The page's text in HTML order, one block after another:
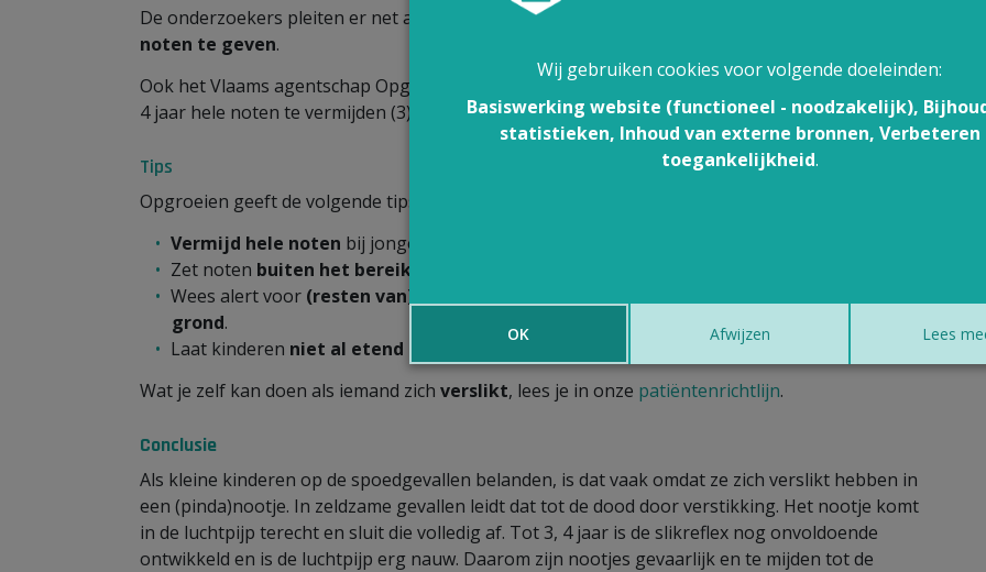
De onderzoekers pleiten er net als professor Schaballie voor om
noten te geven.
Ook het Vlaams agentschap Opgroeien (vroeger Kind en Gezin) adviseert om tot de leeftijd van
4 jaar hele noten te vermijden (3).
Tips
Opgroeien geeft de volgende tips:
Vermijd hele noten bij jonge kinderen.
Zet noten buiten het bereik
Wees alert voor (resten van) nootjes
grond.
Laat kinderen niet al etend rondlopen of spelen
Wat je zelf kan doen als iemand zich verslikt, lees je in onze patiëntenrichtlijn.
Conclusie
Als kleine kinderen op de spoedgevallen belanden, is dat vaak omdat ze zich verslikt hebben in
een (pinda)nootje. In zeldzame gevallen leidt dat tot de dood door verstikking. Het nootje komt
in de luchtpijp terecht en sluit die volledig af. Tot 3, 4 jaar is de slikreflex nog onvoldoende
ontwikkeld en is de luchtpijp erg nauw. Daarom zijn nootjes gevaarlijk en te mijden tot de
Wij gebruiken cookies voor volgende doeleinden:
Basiswerking website (functioneel - noodzakelijk),
statistieken, Inhoud van externe bronnen, Verbeteren
toegankelijkheid.
OK Afwijzen Lees